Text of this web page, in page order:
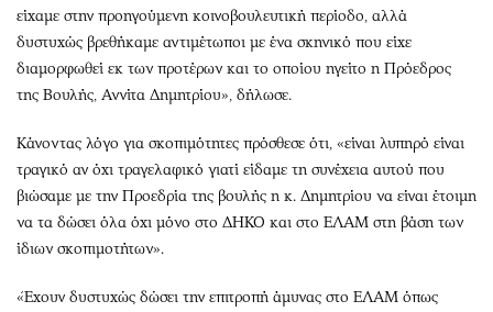
είχαμε στην προηγούμενη κοινοβουλευτική περίοδο, αλλά
δυστυχώς βρεθήκαμε αντιμέτωποι με ένα σκηνικό που είχε
διαμορφωθεί εκ των προτέρων και το οποίου ηγείτο η Πρόεδρος
της Βουλής, Αννίτα Δημητρίου», δήλωσε.
Κάνοντας λόγο για σκοπιμότητες πρόσθεσε ότι, «είναι λυπηρό είναι
τραγικό αν όχι τραγελαφικό γιατί είδαμε τη συνέχεια αυτού που
βιώσαμε με την Προεδρία της βουλής η κ. Δημητρίου να είναι έτοιμη
να τα δώσει όλα όχι μόνο στο ΔΗΚΟ και στο ΕΛΑΜ στη βάση των
ίδιων σκοπιμοτήτων».
«Έχουν δυστυχώς δώσει την επιτροπή άμυνας στο ΕΛΑΜ όπως